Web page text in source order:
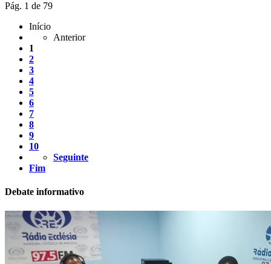
Pág. 1 de 79
Início
Anterior
1
2
3
4
5
6
7
8
9
10
Seguinte
Fim
Debate informativo